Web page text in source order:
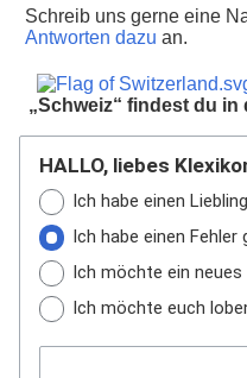
Schreib uns gerne eine
Antworten dazu an.
„Schweiz“ findest du in
HALLO, liebes
Ich habe einen
Ich habe einen Fehler
Ich möchte ein
Ich möchte euch